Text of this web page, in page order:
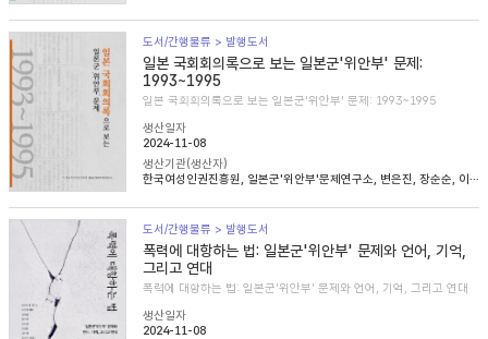
도서/간행물류 > 발행도서
일본 국회회의록으로 보는 일본군'위안부' 문제:
1993~1995
일본 국회회의록으로 보는 일본군'위안부' 문제: 1993~1995
생산일자
2024-11-08
생산기관(생산자)
한국여성인권진흥원, 일본군'위안부'문제연구소, 변은진, 장순순, 이태준, 조경희
도서/간행물류 > 발행도서
폭력에 대항하는 법: 일본군'위안부' 문제와 언어, 기억,
그리고 연대
폭력에 대항하는 법: 일본군'위안부' 문제와 언어, 기억, 그리고 연대
생산일자
2024-11-08